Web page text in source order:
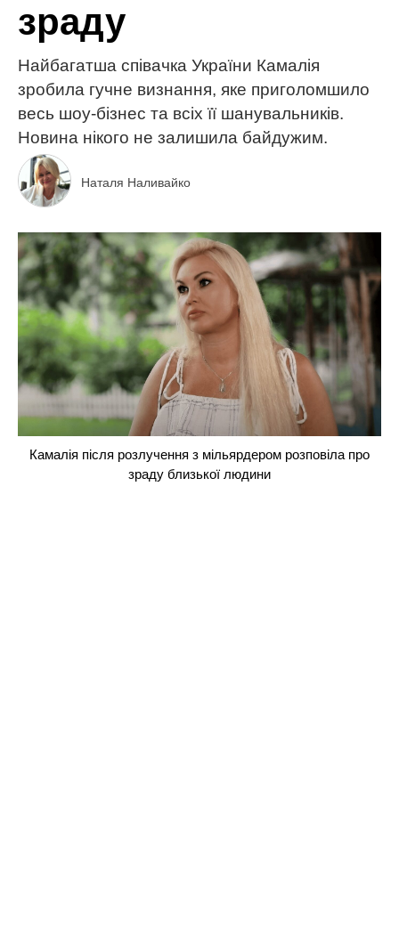
зраду
Найбагатша співачка України Камалія
зробила гучне визнання, яке приголомшило
весь шоу-бізнес та всіх її шанувальників.
Новина нікого не залишила байдужим.
Наталя Наливайко
Камалія після розлучення з мільярдером розповіла про
зраду близької людини